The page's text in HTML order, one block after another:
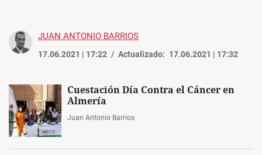
JUAN ANTONIO BARRIOS
17.06.2021 | 17:22 Actualizado: 17.06.2021 | 17:32
Cuestación Día Contra el Cáncer en
Almería
Juan Antonio Barrios